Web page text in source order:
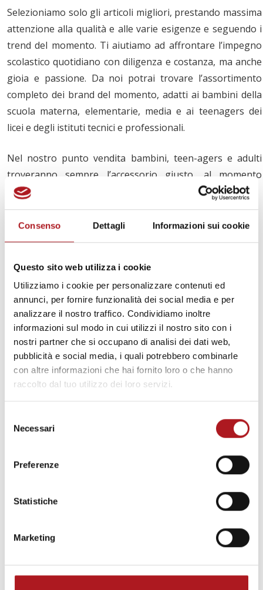
Consenso Dettagli Informazioni sui cookie
Questo sito web utilizza i cookie
Utilizziamo i cookie per personalizzare contenuti ed
annunci, per fornire funzionalità dei social media e per
analizzare il nostro traffico. Condividiamo inoltre
informazioni sul modo in cui utilizzi il nostro sito con i
nostri partner che si occupano di analisi dei dati web,
pubblicità e social media, i quali potrebbero combinarle
con altre informazioni che hai fornito loro o che hanno
raccolto dal tuo utilizzo dei loro servizi.
delNecessari
Preferenze
Statistiche
Marketing
Selezioniamo solo gli articoli migliori, prestando massima
attenzione alla qualità e alle varie esigenze e seguendo i
trend del momento. Ti aiutiamo ad affrontare l’impegno
scolastico quotidiano con diligenza e costanza, ma anche
gioia e passione. Da noi potrai trovare l’assortimento
completo dei brand del momento, adatti ai bambini della
scuola materna, elementarie, media e ai teenagers dei
licei e degli istituti tecnici e professionali.
Nel nostro punto vendita bambini, teen-agers e adulti
troveranno sempre l’accessorio giusto, al momento
giusto:
Linea tessuto
– Borse e Pochette
– Cinture e T-shirt
– Porta cellulari e porta occhiali
Disegno tecnico
– Penne a china
– Compassi, righe e squadre
– Scrittura tecnica
– Matite a cera
Creativo
– Accessori per la lavorazione
– Penne e pennarelli
– Gomme, forbici e gessi